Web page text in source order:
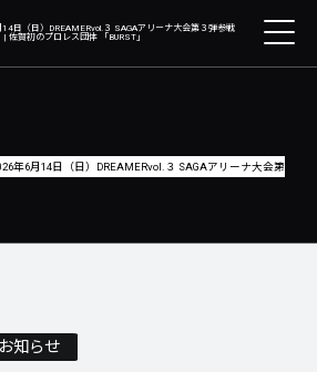
日（日）DREAMERvol.３ SAGAアリーナ大会第３弾参戦
| 佐賀初のプロレス団体 「BURST」
年6月14日（日）DREAMERvol.３ SAGAアリーナ大会第
お知らせ